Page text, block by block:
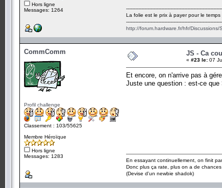
Hors ligne
Messages: 1264
La folie est le prix à payer pour le temps
http://forum.hardware.fr/hfr/
CommComm
Profil challenge
Classement : 103/55625
Membre Héroïque
Hors ligne
Messages: 1283
JS - Ca
« #23 le: 07
Et encore, on n'arrive pas à
Juste une question : est-ce
En essayant continuellement, on finit
Donc plus ça rate, plus on a de chances
(Devise d'un newbie shadok)